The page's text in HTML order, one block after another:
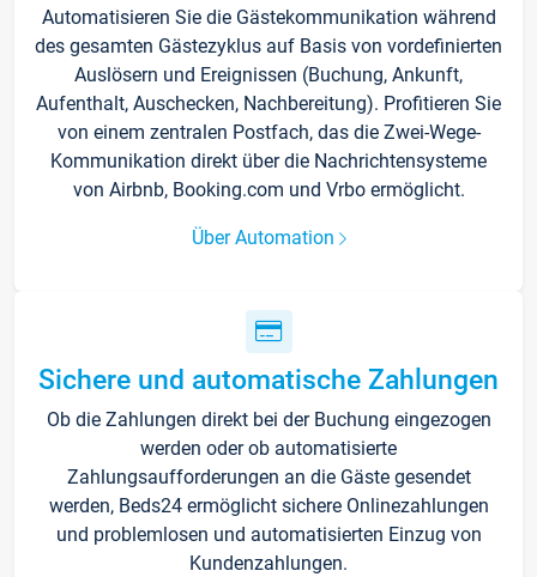
Automatisieren Sie die Gästekommunikation während
des gesamten Gästezyklus auf Basis von vordefinierten
Auslösern und Ereignissen (Buchung, Ankunft,
Aufenthalt, Auschecken, Nachbereitung). Profitieren Sie
von einem zentralen Postfach, das die Zwei-Wege-
Kommunikation direkt über die Nachrichtensysteme
von Airbnb, Booking.com und Vrbo ermöglicht.
Über Automation
Sichere und automatische Zahlungen
Ob die Zahlungen direkt bei der Buchung eingezogen
werden oder ob automatisierte
Zahlungsaufforderungen an die Gäste gesendet
werden, Beds24 ermöglicht sichere Onlinezahlungen
und problemlosen und automatisierten Einzug von
Kundenzahlungen.